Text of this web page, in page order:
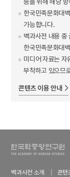
한국민족문화대
가능합니다.
백과사전 내용 중
한국민족문화대
미디어 자료는 자
부착하고 있으므
콘텐츠 이용 안내
백과사전 소개 콘텐